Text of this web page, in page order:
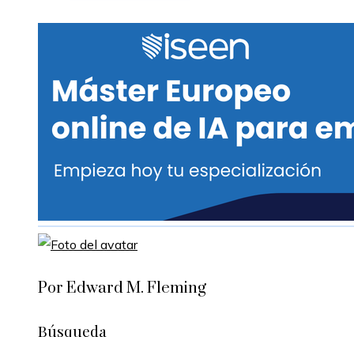
Por Edward M. Fleming
Búsqueda